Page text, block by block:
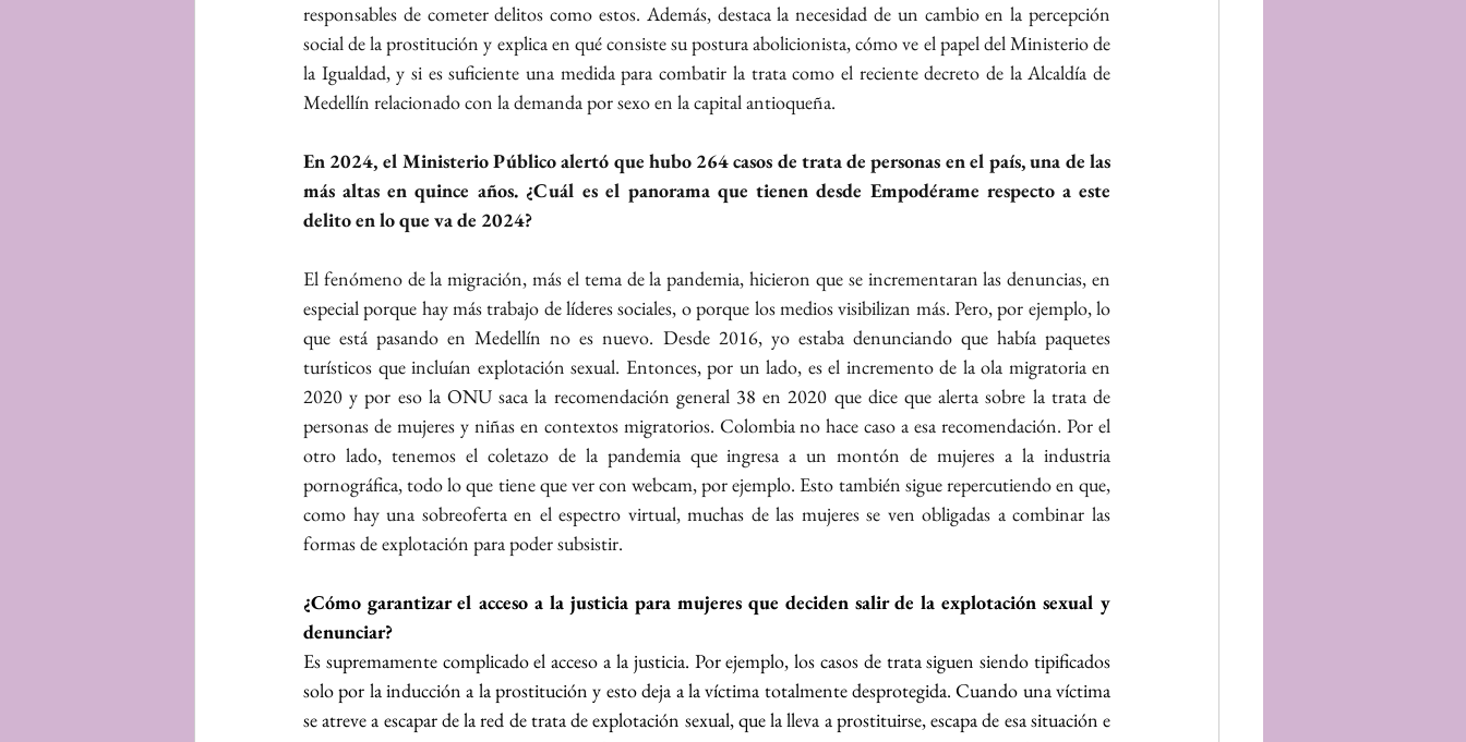
responsables de cometer delitos como estos. Además, destaca la necesidad de un cambio en la percepción
social de la prostitución y explica en qué consiste su postura abolicionista, cómo ve el papel del Ministerio de
la Igualdad, y si es suficiente una medida para combatir la trata como el reciente decreto de la Alcaldía de
Medellín relacionado con la demanda por sexo en la capital antioqueña.
En 2024, el Ministerio Público alertó que hubo 264 casos de trata de personas en el país, una de las
más altas en quince años. ¿Cuál es el panorama que tienen desde Empodérame respecto a este
delito en lo que va de 2024?
El fenómeno de la migración, más el tema de la pandemia, hicieron que se incrementaran las denuncias, en
especial porque hay más trabajo de líderes sociales, o porque los medios visibilizan más. Pero, por ejemplo, lo
que está pasando en Medellín no es nuevo. Desde 2016, yo estaba denunciando que había paquetes
turísticos que incluían explotación sexual. Entonces, por un lado, es el incremento de la ola migratoria en
2020 y por eso la ONU saca la recomendación general 38 en 2020 que dice que alerta sobre la trata de
personas de mujeres y niñas en contextos migratorios. Colombia no hace caso a esa recomendación. Por el
otro lado, tenemos el coletazo de la pandemia que ingresa a un montón de mujeres a la industria
pornográfica, todo lo que tiene que ver con webcam, por ejemplo. Esto también sigue repercutiendo en que,
como hay una sobreoferta en el espectro virtual, muchas de las mujeres se ven obligadas a combinar las
formas de explotación para poder subsistir.
¿Cómo garantizar el acceso a la justicia para mujeres que deciden salir de la explotación sexual y
denunciar?
Es supremamente complicado el acceso a la justicia. Por ejemplo, los casos de trata siguen siendo tipificados
solo por la inducción a la prostitución y esto deja a la víctima totalmente desprotegida. Cuando una víctima
se atreve a escapar de la red de trata de explotación sexual, que la lleva a prostituirse, escapa de esa situación e